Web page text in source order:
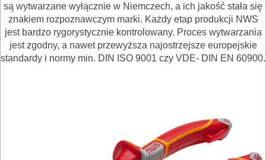
PNEUMATYCZNE
AKCESORIA
KOMPRESORY
są wytwarzane wyłącznie w Niemczech, a ich jakość stała się
znakiem rozpoznawczym marki. Każdy etap produkcji NWS
jest bardzo rygorystycznie kontrolowany. Proces wytwarzania
jest zgodny, a nawet przewyższa najostrzejsze europejskie
standardy i normy min. DIN ISO 9001 czy VDE- DIN EN 60900.